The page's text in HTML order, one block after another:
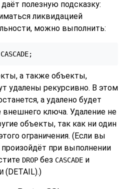
полезную подсказку:
ликвидацией
можно выполнить:
а также объекты,
удалены рекурсивно. В этом
а удалено будет
внешнего ключа. Удаление не
объекты, так как ни один
ограничения. (Если вы
при выполнении
DROP без CASCADE и
(DETAIL).)